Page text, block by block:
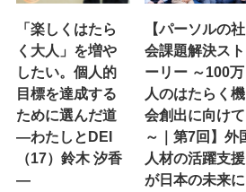
「楽しくはたら
く大人」を増や
したい。個人的
目標を達成する
ために選んだ道
―わたしとDEI
（17）鈴木 汐香
―
【パーソルの社
会課題解決スト
ーリー ～100万
人のはたらく機
会創出に向けて
～｜第7回】外
人材の活躍支援
が日本の未来に